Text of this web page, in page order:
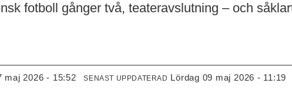
fotboll gånger två, teateravslutning – och
maj 2026 - 15:52 SENAST UPPDATERAD lördag 09 maj 2026 - 11:19